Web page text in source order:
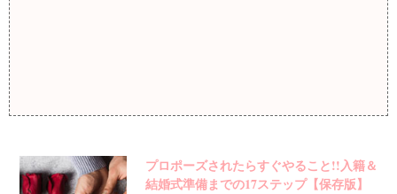
プロポーズされたらすぐやること!!入籍＆
結婚式準備までの17ステップ【保存版】